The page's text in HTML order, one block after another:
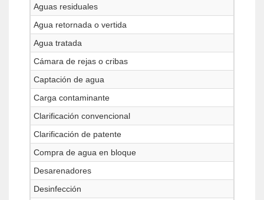
Aguas residuales
Agua retornada o vertida
Agua tratada
Cámara de rejas o cribas
Captación de agua
Carga contaminante
Clarificación convencional
Clarificación de patente
Compra de agua en bloque
Desarenadores
Desinfección